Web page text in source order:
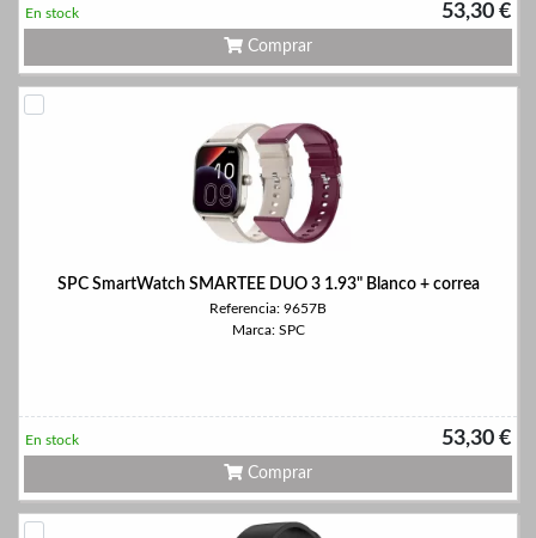
53,30 €
En stock
Comprar
SPC SmartWatch SMARTEE DUO 3 1.93" Blanco + correa
Referencia: 9657B
Marca: SPC
53,30 €
En stock
Comprar